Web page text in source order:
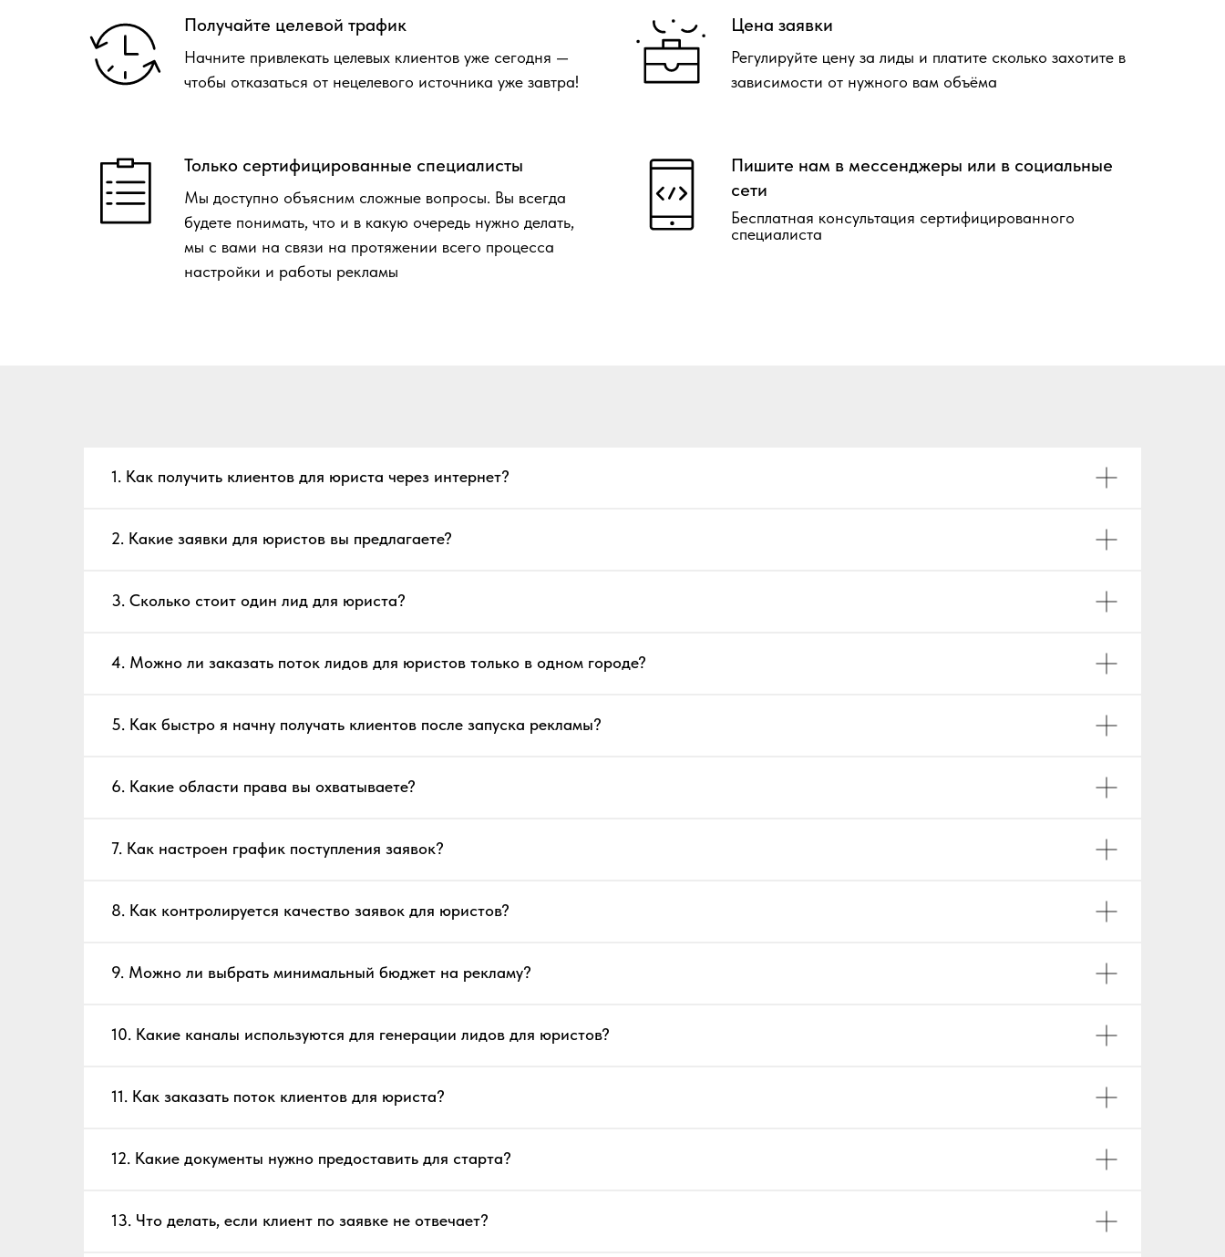
Получайте целевой трафик
Начните привлекать целевых клиентов уже сегодня —
чтобы отказаться от нецелевого источника уже завтра!
Цена заявки
Регулируйте цену за лиды и платите сколько захотите в
зависимости от нужного вам объёма
Только сертифицированные специалисты
Мы доступно объясним сложные вопросы. Вы всегда
будете понимать, что и в какую очередь нужно делать,
мы с вами на связи на протяжении всего процесса
настройки и работы рекламы
Пишите нам в мессенджеры или в социальные
сети
Бесплатная консультация сертифицированного
специалиста
1. Как получить клиентов для юриста через интернет?
2. Какие заявки для юристов вы предлагаете?
3. Сколько стоит один лид для юриста?
4. Можно ли заказать поток лидов для юристов только в одном городе?
5. Как быстро я начну получать клиентов после запуска рекламы?
6. Какие области права вы охватываете?
7. Как настроен график поступления заявок?
8. Как контролируется качество заявок для юристов?
9. Можно ли выбрать минимальный бюджет на рекламу?
10. Какие каналы используются для генерации лидов для юристов?
11. Как заказать поток клиентов для юриста?
12. Какие документы нужно предоставить для старта?
13. Что делать, если клиент по заявке не отвечает?